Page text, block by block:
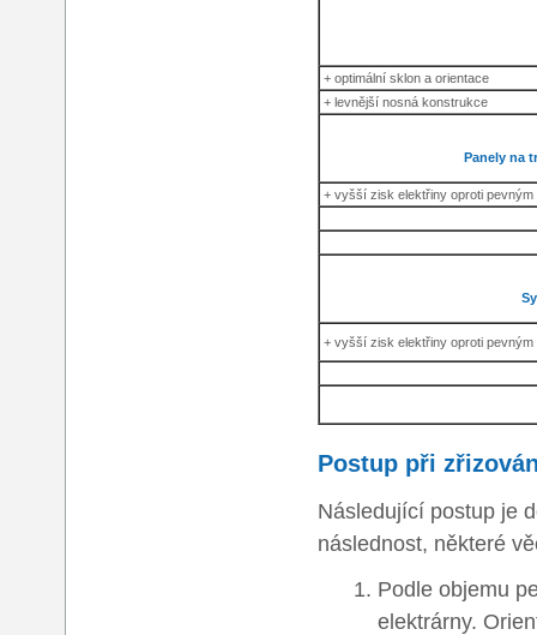
+ optimální sklon a orientace
+ levnější nosná konstrukce
Panely na
+ vyšší zisk elektřiny oproti pevným
+ vyšší zisk elektřiny oproti pevným
Postup při
Následující postup je
následnost, některé
Podle objemu
elektrárny.